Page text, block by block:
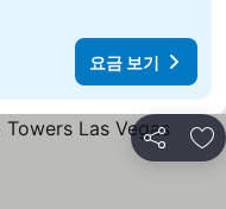
요금 보기
공유 즐